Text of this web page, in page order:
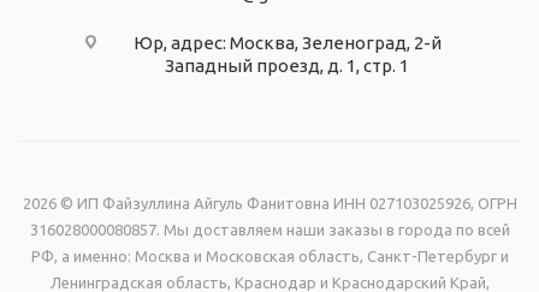
Юр, адрес: Москва, Зеленоград, 2-й
Западный проезд, д. 1, стр. 1
2026 © ИП Файзуллина Айгуль Фанитовна ИНН 027103025926, ОГРН
316028000080857. Мы доставляем наши заказы в города по всей
РФ, а именно: Москва и Московская область, Санкт-Петербург и
Ленинградская область, Краснодар и Краснодарский Край,